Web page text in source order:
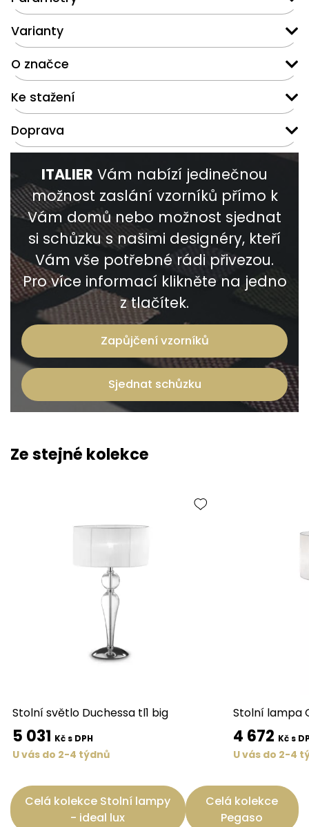
Varianty
O značce
Ke stažení
Doprava
ITALIER Vám nabízí jedinečnou
možnost zaslání vzorníků přímo k
Vám domů nebo možnost sjednat
si schůzku s našimi designéry, kteří
Vám vše potřebné rádi přivezou.
Pro více informací klikněte na jedno
z tlačítek.
Zapůjčení vzorníků
Sjednat schůzku
Ze stejné kolekce
Stolní světlo Duchessa tl1 big
5 031 Kč s DPH
U vás do 2-4 týdnů
Stolní lampa
4 672 Kč s
U vás do 2-4
Celá kolekce Stolní lampy
- ideal lux
Celá kolekce
Pegaso